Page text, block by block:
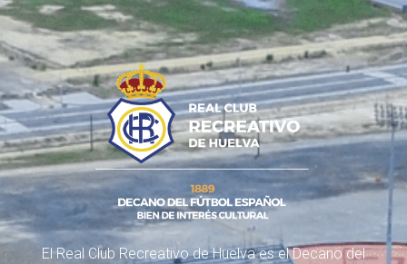
El Real Club Recreativo de Huelva es el Decano del